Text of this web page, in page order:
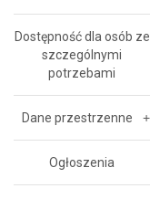
Dostępność dla osób ze
szczególnymi
potrzebami
Dane przestrzenne
Ogłoszenia